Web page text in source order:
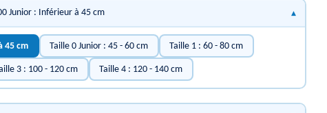
Junior : Inférieur à 45 cm
45 cm Taille 0 Junior : 45 - 60 cm Taille 1 : 60 - 80 cm
3 : 100 - 120 cm Taille 4 : 120 - 140 cm